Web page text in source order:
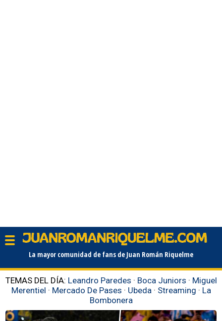
La mayor comunidad de fans de Juan Román Riquelme
TEMAS DEL DÍA: Leandro Paredes · Boca Juniors · Miguel
Merentiel · Mercado De Pases · Ubeda · Streaming · La
Bombonera